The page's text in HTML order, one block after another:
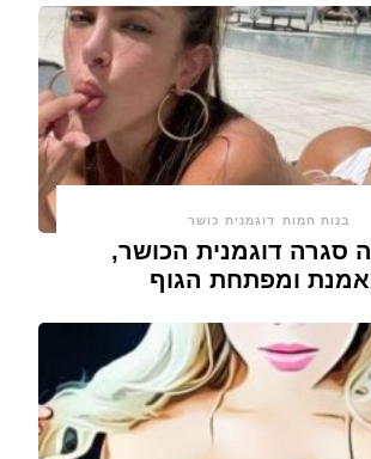
בנות חמות דוגמנית כושר
סגרה דוגמנית הכושר,
ומפתחת הגוף